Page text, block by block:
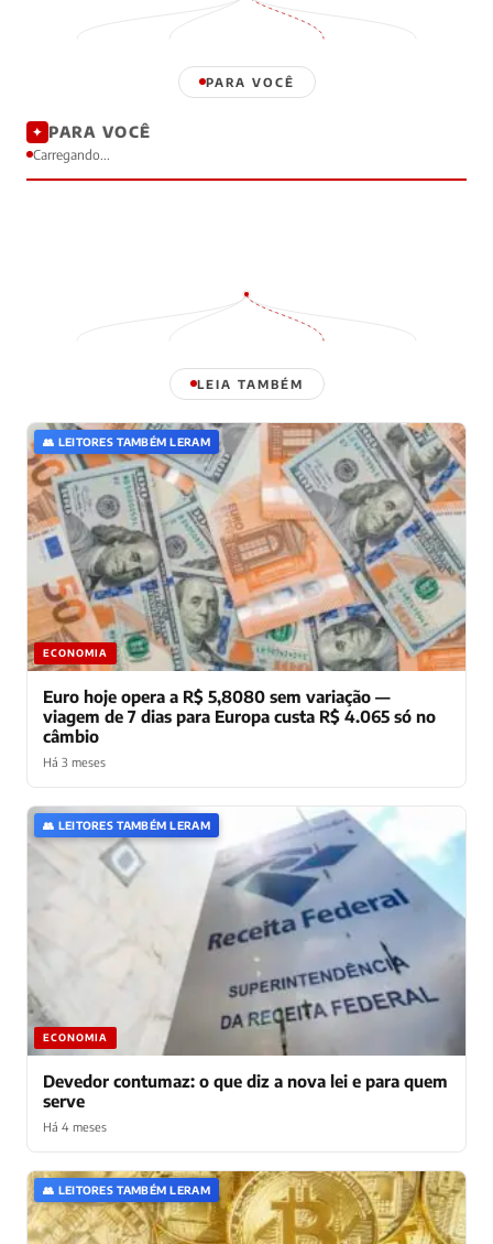
PARA VOCÊ
✦ PARA VOCÊ
Carregando...
LEIA TAMBÉM
👥 LEITORES TAMBÉM LERAM
ECONOMIA
Euro hoje opera a R$ 5,8080 sem variação —
viagem de 7 dias para Europa custa R$ 4.065 só no
câmbio
Há 3 meses
👥 LEITORES TAMBÉM LERAM
ECONOMIA
Devedor contumaz: o que diz a nova lei e para quem
serve
Há 4 meses
👥 LEITORES TAMBÉM LERAM